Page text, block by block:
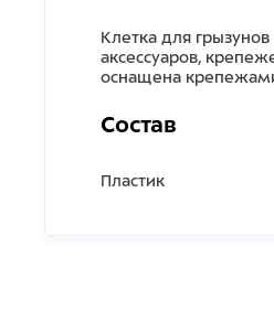
Клетка для
аксессуаров,
оснащена крепежами
Состав
Пластик